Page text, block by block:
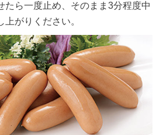
たら一度止め、そのまま3分程度中
がりください。